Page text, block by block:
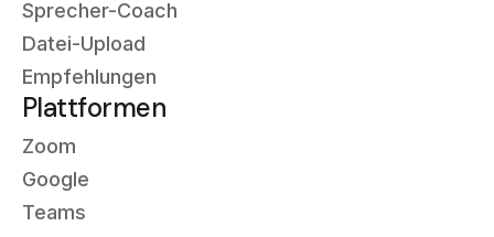
Sprecher-Coach
Datei-Upload
Empfehlungen
Plattformen
Zoom
Google
Teams